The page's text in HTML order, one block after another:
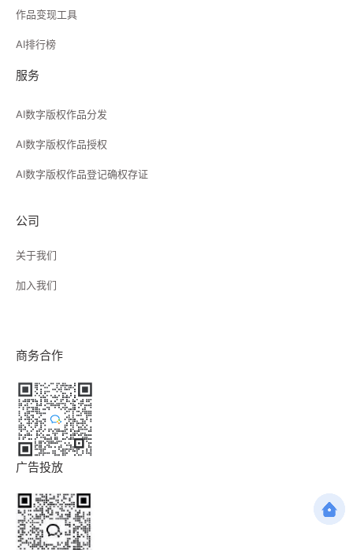
作品变现工具
AI排行榜
服务
AI数字版权作品分发
AI数字版权作品授权
AI数字版权作品登记确权存证
公司
关于我们
加入我们
商务合作
广告投放